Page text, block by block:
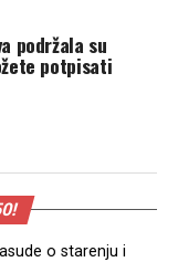
podržala su
potpisati
o starenju i